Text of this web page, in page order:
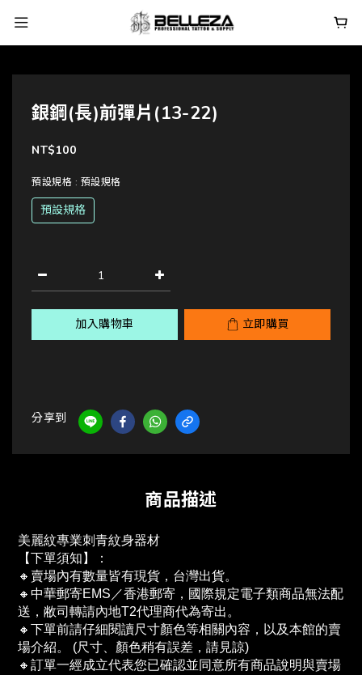
銀鋼(長)前彈片(13-22)
NT$100
預設規格 : 預設規格
預設規格
加入購物車 立即購買
分享到
商品描述
美麗紋專業刺青紋身器材
【下單須知】：
🔸賣場內有數量皆有現貨，台灣出貨。
🔸中華郵寄EMS／香港郵寄，國際規定電子類商品無法配
送，敝司轉請內地T2代理商代為寄出。
🔸下單前請仔細閱讀尺寸顏色等相關內容，以及本館的賣
場介紹。 (尺寸、顏色稍有誤差，請見諒)
🔸訂單一經成立代表您已確認並同意所有商品說明與賣場